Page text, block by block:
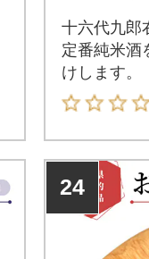
十六代九郎
定番純米酒
けします。
24